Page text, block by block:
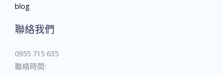
blog
聯絡我們
0955 715 635
聯絡時間: